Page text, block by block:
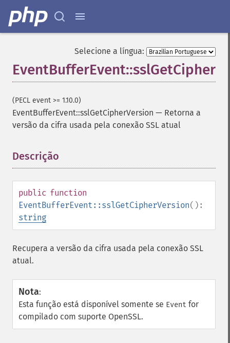
Selecione a língua:
(PECL event >= 1.10.0)
EventBufferEvent::sslGetCipherVersion — Retorna a
versão da cifra usada pela conexão SSL atual
Descrição
public function
EventBufferEvent::sslGetCipherVersion():
string
Recupera a versão da cifra usada pela conexão SSL
atual.
Nota:
Esta função está disponível somente se Event for
compilado com suporte OpenSSL.